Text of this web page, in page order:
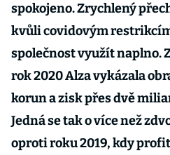
spokojeno. Zrychlený
kvůli covidovým
společnost využít naplno.
rok 2020 Alza vykázala
korun a zisk přes dvě
Jedná se tak o více než
oproti roku 2019, kdy